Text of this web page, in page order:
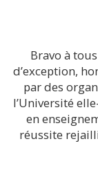
Bravo à
d’exception,
par des
l’Université
en
réussite